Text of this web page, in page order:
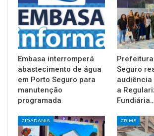
Embasa interromperá
abastecimento de água
em Porto Seguro para
manutenção
programada
Seguro
a
Fundiária…
CIDADANIA CRIME